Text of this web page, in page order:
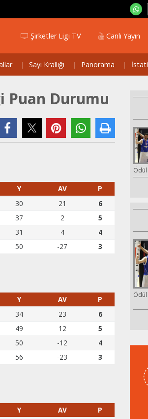
Sayı Krallığı Panorama
Canlı Yayın
Şirketler Ligi TV
Puan Durumu
Y AV
P
30 21
6
37 2
5
31 4
4
50 -27 3
Y AV
P
34 23
6
49 12
5
50 -12
4
56 -23 3
Y AV
P